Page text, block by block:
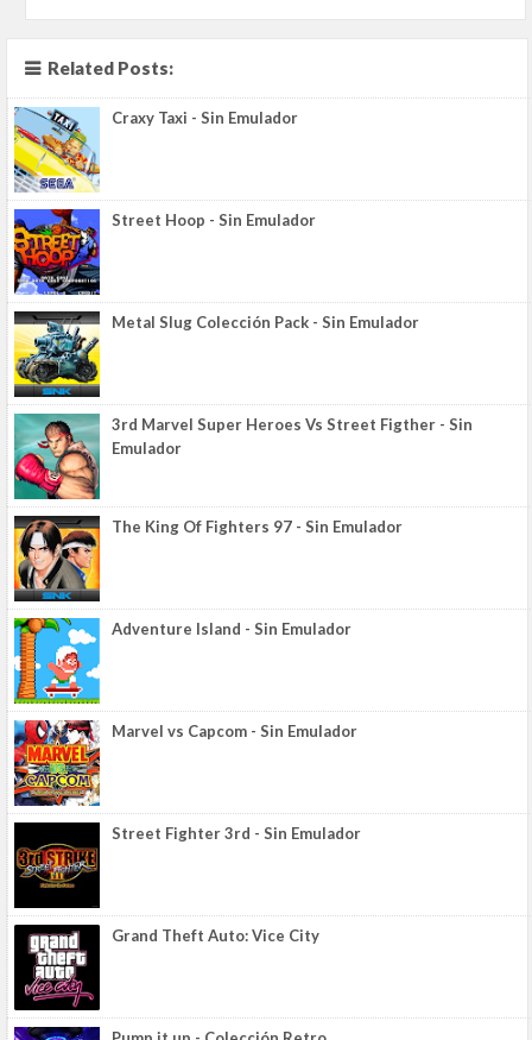
Related Posts:
Craxy Taxi - Sin Emulador
Street Hoop - Sin Emulador
Metal Slug Colección Pack - Sin Emulador
3rd Marvel Super Heroes Vs Street Figther - Sin
Emulador
The King Of Fighters 97 - Sin Emulador
Adventure Island - Sin Emulador
Marvel vs Capcom - Sin Emulador
Street Fighter 3rd - Sin Emulador
Grand Theft Auto: Vice City